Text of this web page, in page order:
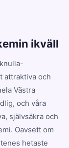
ikväll
attraktiva och
Västra
och våra
självsäkra och
Oavsett om
hetaste